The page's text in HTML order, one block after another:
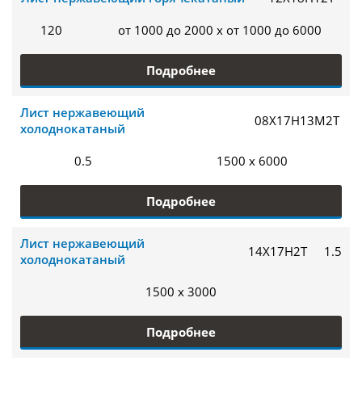
120
от 1000 до 2000 x от 1000 до 6000
Подробнее
Лист нержавеющий
холоднокатаный
08Х17Н13М2Т
0.5 1500 x 6000
Подробнее
Лист нержавеющий
холоднокатаный
14Х17Н2Т 1.5
1500 x 3000
Подробнее